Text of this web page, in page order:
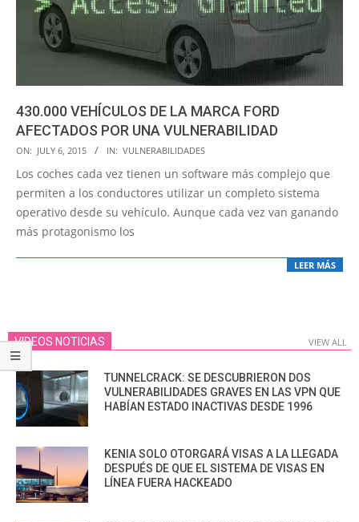
430.000 VEHÍCULOS DE LA MARCA FORD
AFECTADOS POR UNA VULNERABILIDAD
2015-
07-
06
ON: JULY 6, 2015 IN: VULNERABILIDADES
Los coches cada vez tienen un software más complejo que
permiten a los conductores utilizar un completo sistema
operativo desde su vehículo. Aunque cada vez van ganando
más protagonismo los
LEER MÁS
VIDEOS NOTICIAS VIEW ALL
TUNNELCRACK: SE DESCUBRIERON DOS
VULNERABILIDADES GRAVES EN LAS VPN QUE
HABÍAN ESTADO INACTIVAS DESDE 1996
KENIA SOLO OTORGARÁ VISAS A LA LLEGADA
DESPUÉS DE QUE EL SISTEMA DE VISAS EN
LÍNEA FUERA HACKEADO